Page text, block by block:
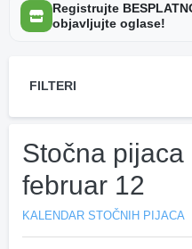
Registrujte
objavljujte oglase!
FILTERI
Stočna pijaca
februar 12
KALENDAR STOČNIH PIJACA